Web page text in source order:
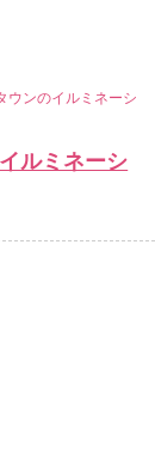
ンのイルミネーシ
ルミネーシ